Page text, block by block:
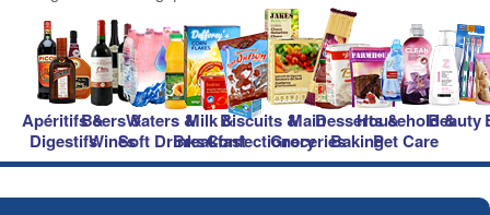
Apéritifs &
Digestifs
Beers &
Wines
Waters &
Soft Drinks
Milk &
Breakfast
Biscuits &
Confectionery
Main
Groceries
Desserts &
Baking
Household &
Pet Care
Beauty